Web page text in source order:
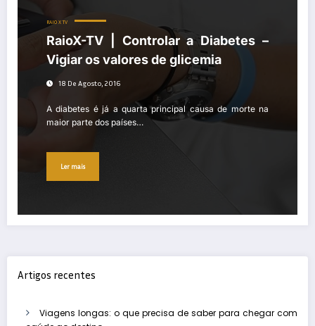
RAIO X TV
RaioX-TV | Controlar a Diabetes –
Vigiar os valores de glicemia
18 De Agosto, 2016
A diabetes é já a quarta principal causa de morte na
maior parte dos países…
Ler mais
Artigos recentes
Viagens longas: o que precisa de saber para chegar com